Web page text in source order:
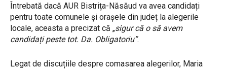
Întrebată dacă AUR Bistrița-Năsăud va avea candidați
pentru toate comunele și orașele din județ la alegerile
locale, aceasta a precizat că „sigur că o să avem
candidați peste tot. Da. Obligatoriu”.
Legat de discuțiile despre comasarea alegerilor, Maria